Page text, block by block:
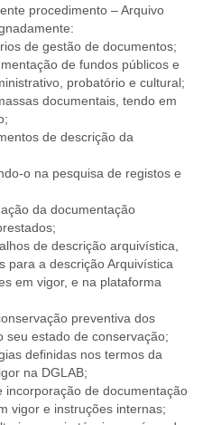
procedimento – Arquivo
de gestão de documentos;
de fundos públicos e
probatório e cultural;
documentais, tendo em
de descrição da
o na pesquisa de registos e
da documentação
de descrição arquivística,
para a descrição Arquivística
em vigor, e na plataforma
preventiva dos
seu estado de conservação;
definidas nos termos da
na DGLAB;
incorporação de documentação
vigor e instruções internas;